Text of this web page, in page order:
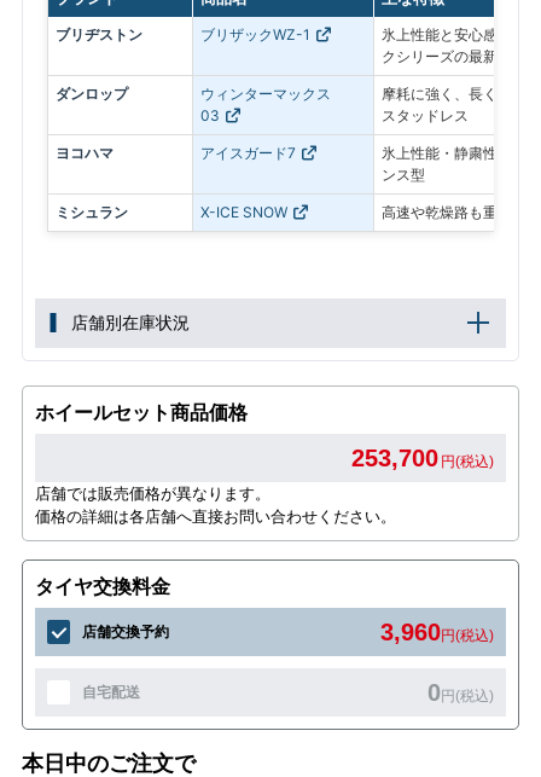
ブリヂストン ブリザックWZ-1
氷上性能と安心感を最
クシリーズの最新モデル
ダンロップ
ウィンターマックス
03
摩耗に強く、長く使い
スタッドレス
ヨコハマ アイスガード7
氷上性能・静粛性・ロ
ンス型
ミシュラン X-ICE SNOW 高速や乾燥路も重視し
店舗別在庫状況
ホイールセット商品価格
253,700 円(税込)
店舗では販売価格が異なります。
価格の詳細は各店舗へ直接お問い合わせください。
タイヤ交換料金
店舗交換予約 3,960円(税込)
自宅配送 0円(税込)
本日中のご注文で